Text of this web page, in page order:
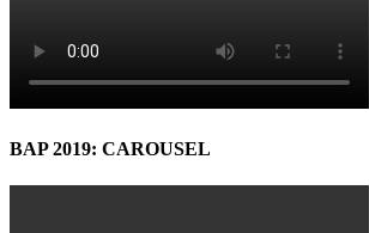
BAP 2019: CAROUSEL